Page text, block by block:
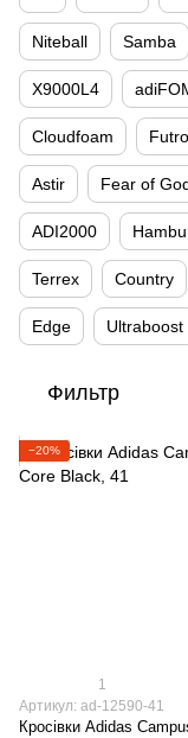
Niteball Samba
X9000L4
Cloudfoam Futro
Astir Fear of
ADI2000
Terrex Country
Edge Ultraboost
Фильтр
−20%
1
Артикул: ad-12590-41
Кросівки Adidas